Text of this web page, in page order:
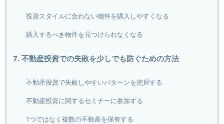
投資スタイルに合わない物件を購入しやすくなる
購入するべき物件を見つけられなくなる
7. 不動産投資での失敗を少しでも防ぐための方法
不動産投資で失敗しやすいパターンを把握する
不動産投資に関するセミナーに参加する
1つではなく複数の不動産を保有する